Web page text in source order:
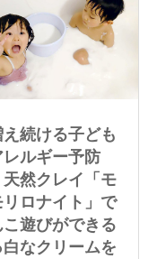
え続ける子ども
レルギー予防
天然クレイ「モ
リロナイト」で
こ遊びができる
白なクリームを